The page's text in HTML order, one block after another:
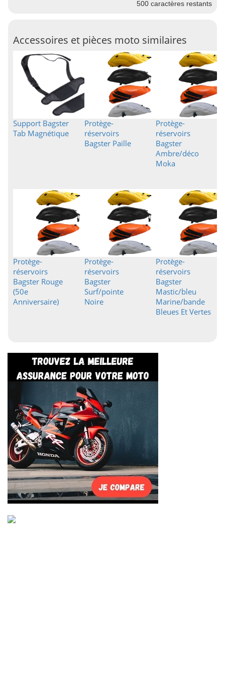
500 caractères restants
Accessoires et pièces moto similaires
Support Bagster
Tab Magnétique
Protège-
réservoirs
Bagster Paille
Protège-
réservoirs
Bagster
Ambre/déco
Moka
Protège-
réservoirs
Bagster Rouge
(50e
Anniversaire)
Protège-
réservoirs
Bagster
Surf/pointe
Noire
Protège-
réservoirs
Bagster
Mastic/bleu
Marine/bande
Bleues Et Vertes